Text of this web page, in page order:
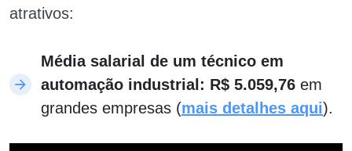
atrativos:
Média salarial de um técnico em
automação industrial: R$ 5.059,76 em
grandes empresas (mais detalhes aqui).